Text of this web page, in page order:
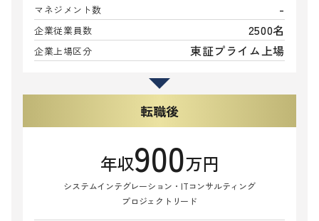
マネジメント数 -
企業従業員数 2500名
企業上場区分 東証プライム上場
転職後
年収900万円
システムインテグレーション・ITコンサルティング
プロジェクトリード